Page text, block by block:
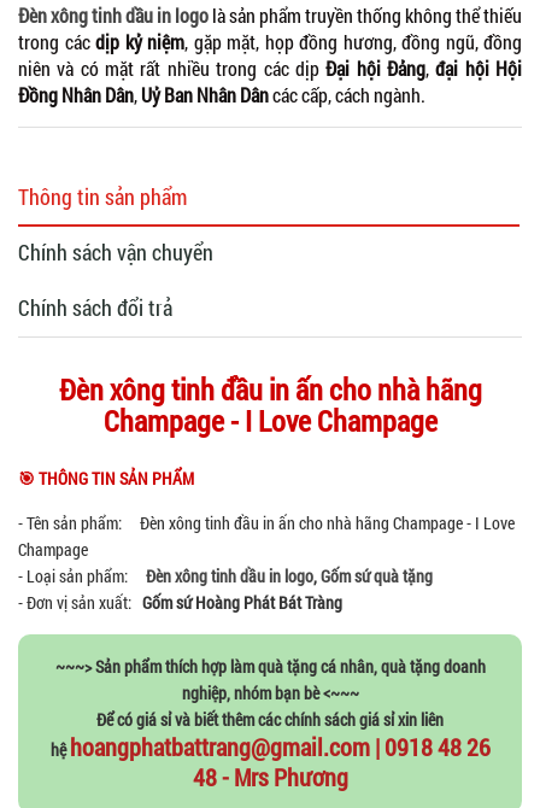
Đèn xông tinh dầu in logolà sản phẩm truyền thống không thể thiếu
trong cácdịp kỷ niệm, gặp mặt, họp đồng hương, đồng ngũ, đồng
niên và có mặt rất nhiều trong các dịpĐại hội Đảng,đại hội Hội
Đồng Nhân Dân,Uỷ Ban Nhân Dâncác cấp, cách ngành.
Thông tin sản phẩm
Chính sách vận chuyển
Chính sách đổi trả
Đèn xông tinh đầu in ấn cho nhà hãng
Champage - I Love Champage
🎯 THÔNG TIN SẢN PHẨM
- Tên sản phẩm: Đèn xông tinh đầu in ấn cho nhà hãng Champage - I Love
Champage
- Loại sản phẩm: Đèn xông tinh dầu in logo,Gốm sứ quà tặng
- Đơn vị sản xuất: Gốm sứ Hoàng Phát Bát Tràng
~~~> Sản phẩm thích hợp làm quà tặng cá nhân, quà tặng doanh
nghiệp, nhóm bạn bè <~~~
Để có giá sỉ và biết thêm các chính sách giá sỉ xin liên
hệ hoangphatbattrang@gmail.com | 0918 48 26
48 - Mrs Phương